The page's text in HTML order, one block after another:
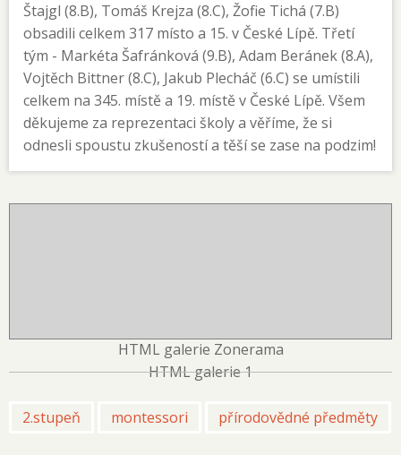
Štajgl (8.B), Tomáš Krejza (8.C), Žofie Tichá (7.B)
obsadili celkem 317 místo a 15. v České Lípě. Třetí
tým - Markéta Šafránková (9.B), Adam Beránek (8.A),
Vojtěch Bittner (8.C), Jakub Plecháč (6.C) se umístili
celkem na 345. místě a 19. místě v České Lípě. Všem
děkujeme za reprezentaci školy a věříme, že si
odnesli spoustu zkušeností a těší se zase na podzim!
HTML galerie Zonerama
HTML galerie 1
2.stupeň montessori přírodovědné předměty